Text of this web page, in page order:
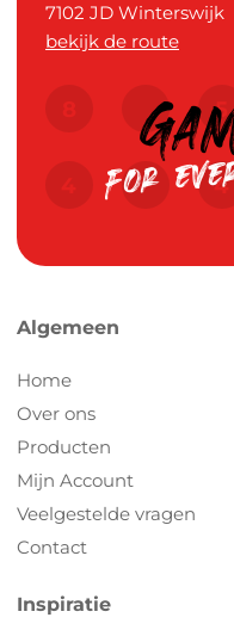
7102 JD Winterswijk
bekijk de route
Algemeen
Home
Over ons
Producten
Mijn Account
Veelgestelde vragen
Contact
Inspiratie